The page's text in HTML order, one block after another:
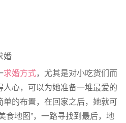
婚
求婚方式，尤其是对小吃货们而
心，可以为她准备一堆最爱的
的布置，在回家之后，她就可
食地图”，一路寻找到最后，地